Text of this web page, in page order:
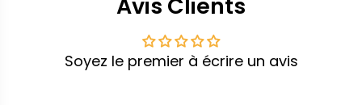
Soyez le premier à écrire un avis